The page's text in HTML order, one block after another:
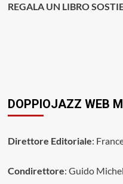
REGALA UN LIBRO
DOPPIOJAZZ WEB
Direttore Editoriale:
Condirettore: Guido